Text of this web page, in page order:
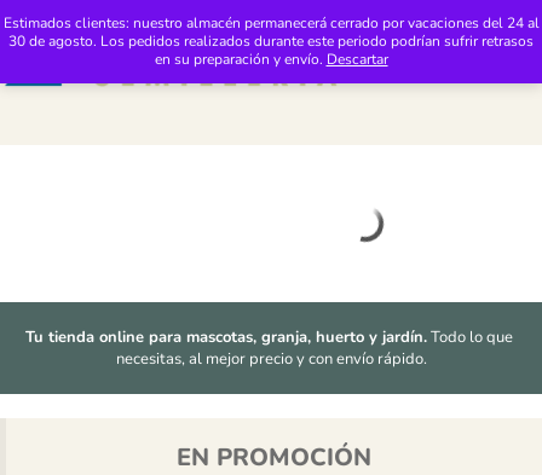
Estimados clientes: nuestro almacén permanecerá cerrado por vacaciones del 24 al
30 de agosto. Los pedidos realizados durante este periodo podrían sufrir retrasos
en su preparación y envío. Descartar
Distribuciones Pimasur: Tienda
Tu tienda online para mascotas, granja, huerto y jardín. Todo lo que
necesitas, al mejor precio y con envío rápido.
EN PROMOCIÓN